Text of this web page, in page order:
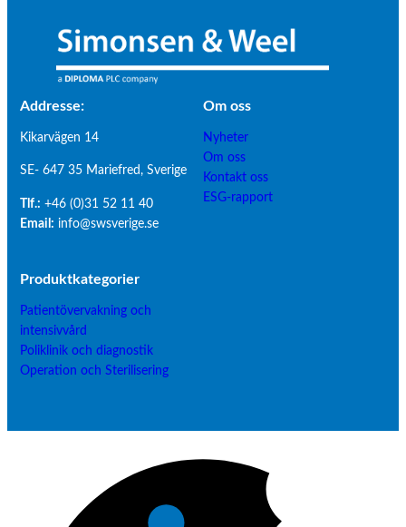
Addresse:
Kikarvägen 14
SE- 647 35 Mariefred, Sverige
Tlf.: +46 (0)31 52 11 40
Email: info@swsverige.se
Om oss
Nyheter
Om oss
Kontakt oss
ESG-rapport
Produktkategorier
Patientövervakning och
intensivvård
Poliklinik och diagnostik
Operation och Sterilisering